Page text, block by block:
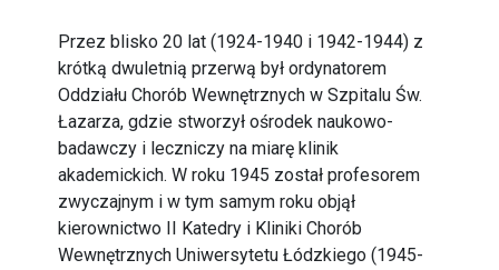
Przez blisko 20 lat (1924-1940 i 1942-1944) z
krótką dwuletnią przerwą był ordynatorem
Oddziału Chorób Wewnętrznych w Szpitalu Św.
Łazarza, gdzie stworzył ośrodek naukowo-
badawczy i leczniczy na miarę klinik
akademickich. W roku 1945 został profesorem
zwyczajnym i w tym samym roku objął
kierownictwo II Katedry i Kliniki Chorób
Wewnętrznych Uniwersytetu Łódzkiego (1945-